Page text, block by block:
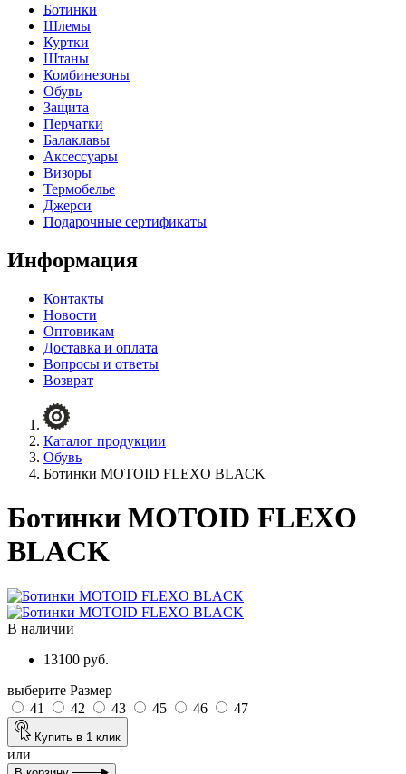
Ботинки
Шлемы
Куртки
Штаны
Комбинезоны
Обувь
Защита
Перчатки
Балаклавы
Аксессуары
Визоры
Термобелье
Джерси
Подарочные сертификаты
Информация
Контакты
Новости
Оптовикам
Доставка и оплата
Вопросы и ответы
Возврат
Каталог продукции
Обувь
Ботинки MOTOID FLEXO BLACK
Ботинки MOTOID FLEXO
BLACK
В наличии
13100 руб.
выберите Размер
41
42 43 45 46 47
Купить в 1 клик
или